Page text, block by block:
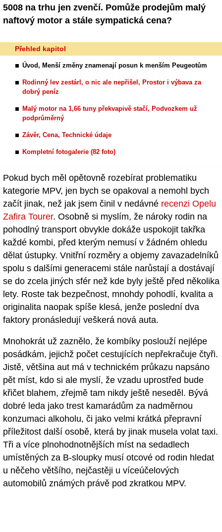
5008 na trhu jen zvenčí. Pomůže prodejům malý
naftový motor a stále sympatická cena?
Přehled kapitol
Úvod, Menší změny znamenají posun k menším Peugeotům
Rodinný lev zestárl, o nic ale nepřišel, Prostor i výbava za
dobrý peníz
Malý motor na 1,66 tuny překvapivě stačí, Podvozkem už
podprůměrný
Závěr, Cena, Technické údaje
Kompletní fotogalerie (82 foto)
Pokud bych měl opětovně rozebírat problematiku
kategorie MPV, jen bych se opakoval a nemohl bych
začít jinak, než jak jsem činil v nedávné recenzi Opelu
Zafira Tourer. Osobně si myslím, že nároky rodin na
pohodlný transport obvykle dokáže uspokojit takřka
každé kombi, před kterým nemusí v žádném ohledu
dělat ústupky. Vnitřní rozměry a objemy zavazadelníků
spolu s dalšími generacemi stále narůstají a dostávají
se do zcela jiných sfér než kde byly ještě před několika
lety. Roste tak bezpečnost, mnohdy pohodlí, kvalita a
originalita naopak spíše klesá, jenže poslední dva
faktory pronásledují veškerá nová auta.
Mnohokrát už zaznělo, že kombíky poslouží nejlépe
posádkám, jejichž počet cestujících nepřekračuje čtyři.
Jistě, většina aut má v technickém průkazu napsáno
pět míst, kdo si ale myslí, že vzadu uprostřed bude
křičet blahem, zřejmě tam nikdy ještě neseděl. Bývá
dobré leda jako trest kamarádům za nadměrnou
konzumaci alkoholu, či jako velmi krátká přepravní
příležitost další osobě, která by jinak musela volat taxi.
Tři a více plnohodnotnějších míst na sedadlech
umístěných za B-sloupky musí otcové od rodin hledat
u něčeho většího, nejčastěji u víceúčelových
automobilů známých právě pod zkratkou MPV.